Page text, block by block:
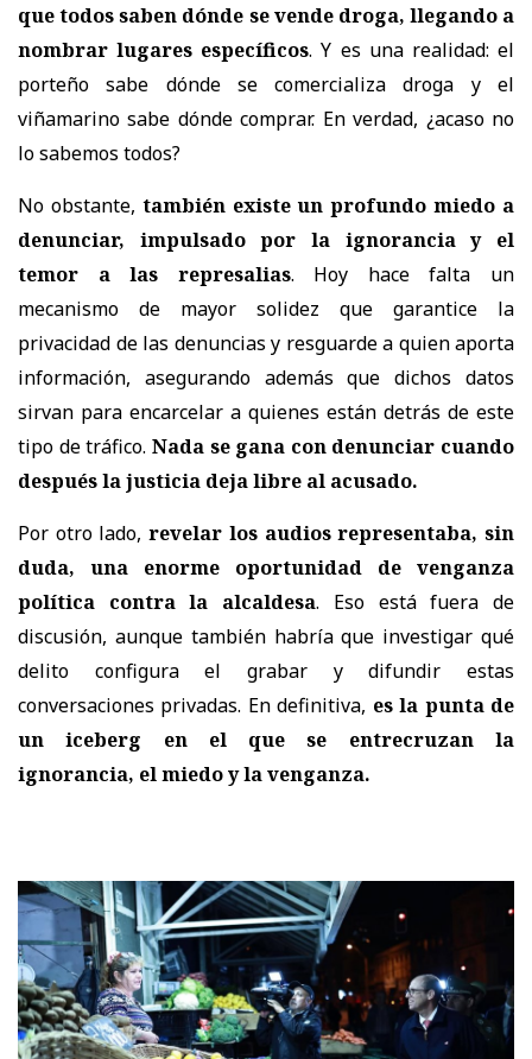
que todos saben dónde se vende droga, llegando a
nombrar lugares específicos. Y es una realidad: el
porteño sabe dónde se comercializa droga y el
viñamarino sabe dónde comprar. En verdad, ¿acaso no
lo sabemos todos?
No obstante, también existe un profundo miedo a
denunciar, impulsado por la ignorancia y el
temor a las represalias. Hoy hace falta un
mecanismo de mayor solidez que garantice la
privacidad de las denuncias y resguarde a quien aporta
información, asegurando además que dichos datos
sirvan para encarcelar a quienes están detrás de este
tipo de tráfico. Nada se gana con denunciar cuando
después la justicia deja libre al acusado.
Por otro lado,revelar los audios representaba, sin
duda, una enorme oportunidad de venganza
política contra la alcaldesa. Eso está fuera de
discusión, aunque también habría que investigar qué
delito configura el grabar y difundir estas
conversaciones privadas. En definitiva, es la punta de
un iceberg en el que se entrecruzan la
ignorancia, el miedo y la venganza.